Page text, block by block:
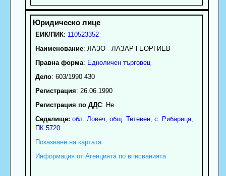
ЕИК/ПИК: 110523352
Наименование: ЛАЗО - ЛАЗАР ГЕОРГИЕВ
Правна форма: Едноличен търговец
Дело: 603/1990 430
Регистрация: 26.06.1990
Регистрация по ДДС: Нe
Седалище: обл. Ловеч, общ. Тетевен, с. Рибарица,
ПК 5720
Показване на картата
Информация от Агенцията по вписванията